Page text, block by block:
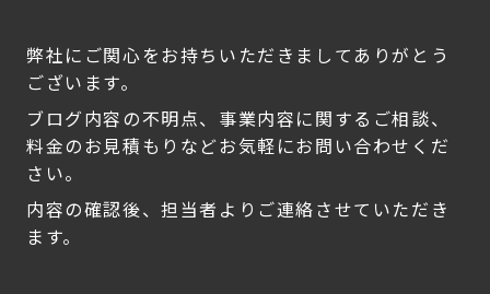
弊社にご関心をお持ちいただきましてありがとう
ございます。
ブログ内容の不明点、事業内容に関するご相談、
料金のお見積もりなどお気軽にお問い合わせくだ
さい。
内容の確認後、担当者よりご連絡させていただき
ます。